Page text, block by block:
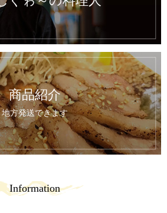
商品紹介
地方発送できます
Information